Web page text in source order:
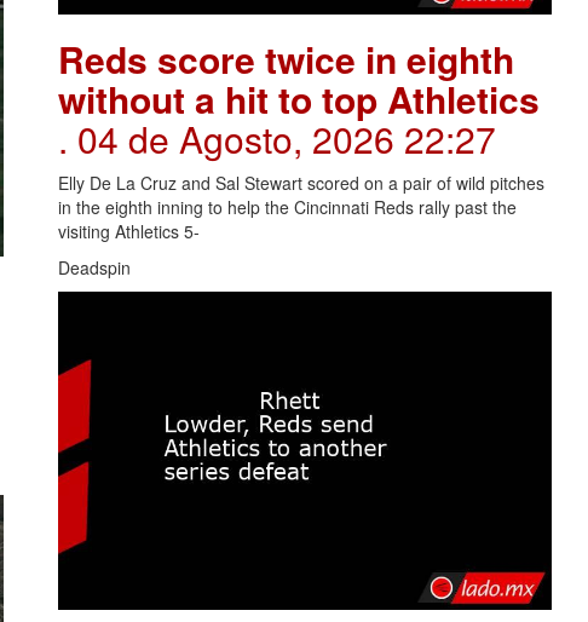
Reds score twice in eighth
without a hit to top Athletics
. 04 de Agosto, 2026 22:27
Elly De La Cruz and Sal Stewart scored on a pair of wild pitches
in the eighth inning to help the Cincinnati Reds rally past the
visiting Athletics 5-
Deadspin